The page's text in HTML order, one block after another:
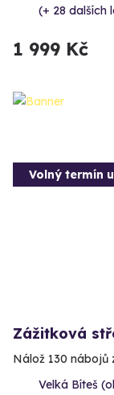
(+ 28 dalších
1 999 Kč
Volný termín
Zážitková
Nálož 130 nábojů
Velká Bíteš